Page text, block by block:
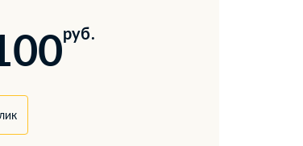
руб.